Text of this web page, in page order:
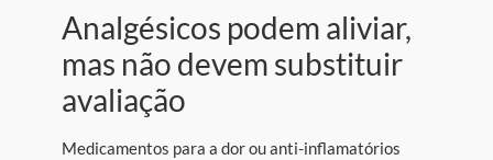
Analgésicos podem aliviar,
mas não devem substituir
avaliação
Medicamentos para a dor ou anti-inflamatórios